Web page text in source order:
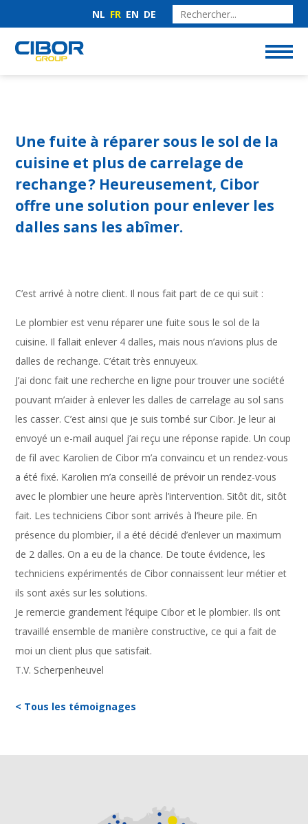
NL FR EN DE
Une fuite à réparer sous le sol de la
cuisine et plus de carrelage de
rechange ? Heureusement, Cibor
offre une solution pour enlever les
dalles sans les abîmer.
C’est arrivé à notre client. Il nous fait part de ce qui suit :
Le plombier est venu réparer une fuite sous le sol de la
cuisine. Il fallait enlever 4 dalles, mais nous n’avions plus de
dalles de rechange. C’était très ennuyeux.
J’ai donc fait une recherche en ligne pour trouver une société
pouvant m’aider à enlever les dalles de carrelage au sol sans
les casser. C’est ainsi que je suis tombé sur Cibor. Je leur ai
envoyé un e-mail auquel j’ai reçu une réponse rapide. Un coup
de fil avec Karolien de Cibor m’a convaincu et un rendez-vous
a été fixé. Karolien m’a conseillé de prévoir un rendez-vous
avec le plombier une heure après l’intervention. Sitôt dit, sitôt
fait. Les techniciens Cibor sont arrivés à l’heure pile. En
présence du plombier, il a été décidé d’enlever un maximum
de 2 dalles. On a eu de la chance. De toute évidence, les
techniciens expérimentés de Cibor connaissent leur métier et
ils sont axés sur les solutions.
Je remercie grandement l’équipe Cibor et le plombier. Ils ont
travaillé ensemble de manière constructive, ce qui a fait de
moi un client plus que satisfait.
T.V. Scherpenheuvel
< Tous les témoignages